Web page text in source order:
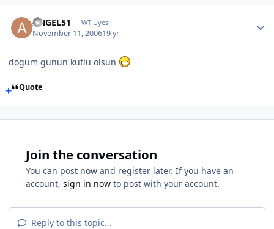
ANGEL51 WT Uyesi
November 11, 200619 yr
dogum günün kutlu olsun
Quote
Join the conversation
You can post now and register later. If you have an
account, sign in now to post with your account.
Reply to this topic...